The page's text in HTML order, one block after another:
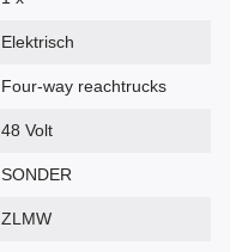
Elektrisch
Four-way reachtrucks
48 Volt
SONDER
ZLMW